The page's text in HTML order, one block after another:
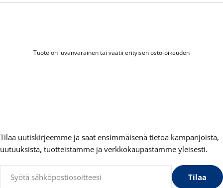
Tuote on luvanvarainen tai vaatii erityisen osto-oikeuden
Tilaa uutiskirjeemme ja saat ensimmäisenä tietoa kampanjoista,
uutuuksista, tuotteistamme ja verkkokaupastamme yleisesti.
Tilaa